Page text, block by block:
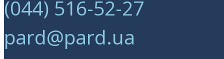
(044) 516-52-27
pard@pard.ua